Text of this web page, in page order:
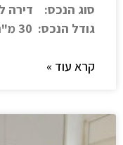
סוג הנכס: דירה
גודל הנכס: 30 מ"ר
קרא עוד »